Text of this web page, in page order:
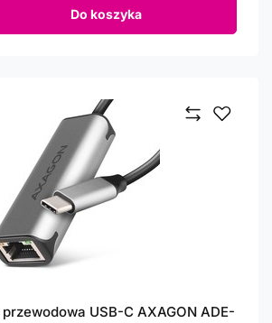
Do koszyka
USB-C AXAGON ADE-